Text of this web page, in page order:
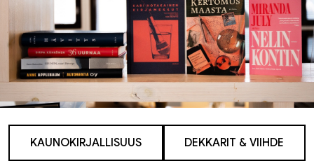
KAUNOKIRJALLISUUS DEKKARIT & VIIHDE